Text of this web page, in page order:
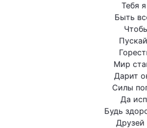
Тебя
Быть
Мир
Дарит
Силы
Да
Будь